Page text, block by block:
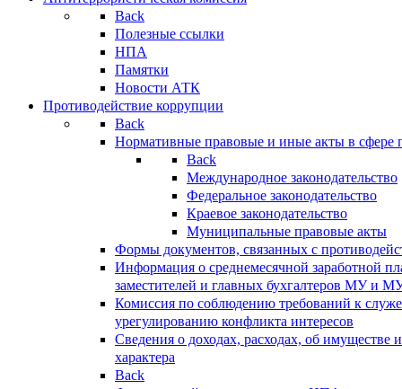
Back
Полезные ссылки
НПА
Памятки
Новости АТК
Противодействие коррупции
Back
Нормативные правовые и иные акты в сфере
Back
Международное законодательство
Федеральное законодательство
Краевое законодательство
Муниципальные правовые акты
Формы документов, связанных с
Информация о среднемесячной заработной
заместителей и главных бухгалтеров МУ и
Комиссия по соблюдению требований к
урегулированию конфликта интересов
Сведения о доходах, расходах, об имуществе
характера
Back